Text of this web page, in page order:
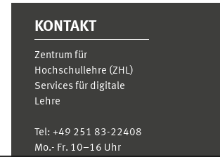
KONTAKT
Zentrum für
Hochschullehre (ZHL)
Services für digitale
Lehre
Tel: +49 251 83-22408
Mo.- Fr. 10–16 Uhr